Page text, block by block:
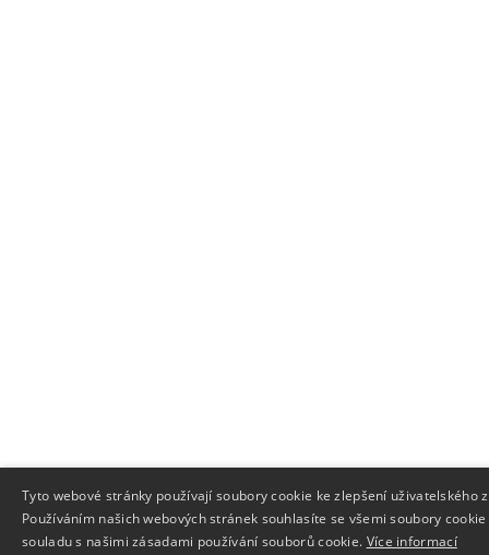
Tyto webové stránky používají soubory cookie ke zlepšení uživatelského
Používáním našich webových stránek souhlasíte se všemi soubory cookie
souladu s našimi zásadami používání souborů cookie. Více informací